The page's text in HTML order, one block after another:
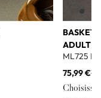
ADULTE
ML725
75,99 €